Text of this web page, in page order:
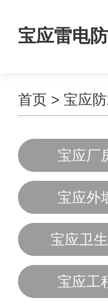
宝应雷电
首页 > 宝应
宝应厂
宝应外
宝应卫
宝应工